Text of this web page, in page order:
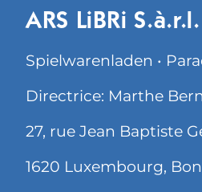
ARS LiBRi S.à.r.l.
Spielwarenladen •
Directrice: Marthe
27, rue Jean Baptiste
1620 Luxembourg,